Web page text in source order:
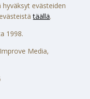
evästeiden
täällä.
1998.
Media,